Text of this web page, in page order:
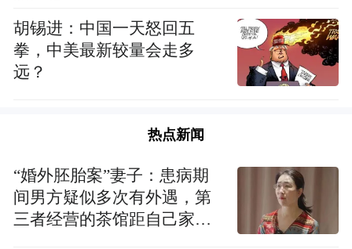
仁）地方，其子罗桑扎西，幼年学文，后入
由上辈才旦夏茸活佛奉皇帝之命征选的军
队。15岁时与拉毛太结成伉俪。拉毛太系山
茸活佛的生身父母。
追溯才旦夏茸活佛的家族渊源，其实他们最
早并不是藏族，只是繁衍至大师这一辈，才
胡锡进：中国一天怒回五
拳，中美最新较量会走多
远？
热点新闻
“婚外胚胎案”妻子：患病期
间男方疑似多次有外遇，第
三者经营的茶馆距自己家步